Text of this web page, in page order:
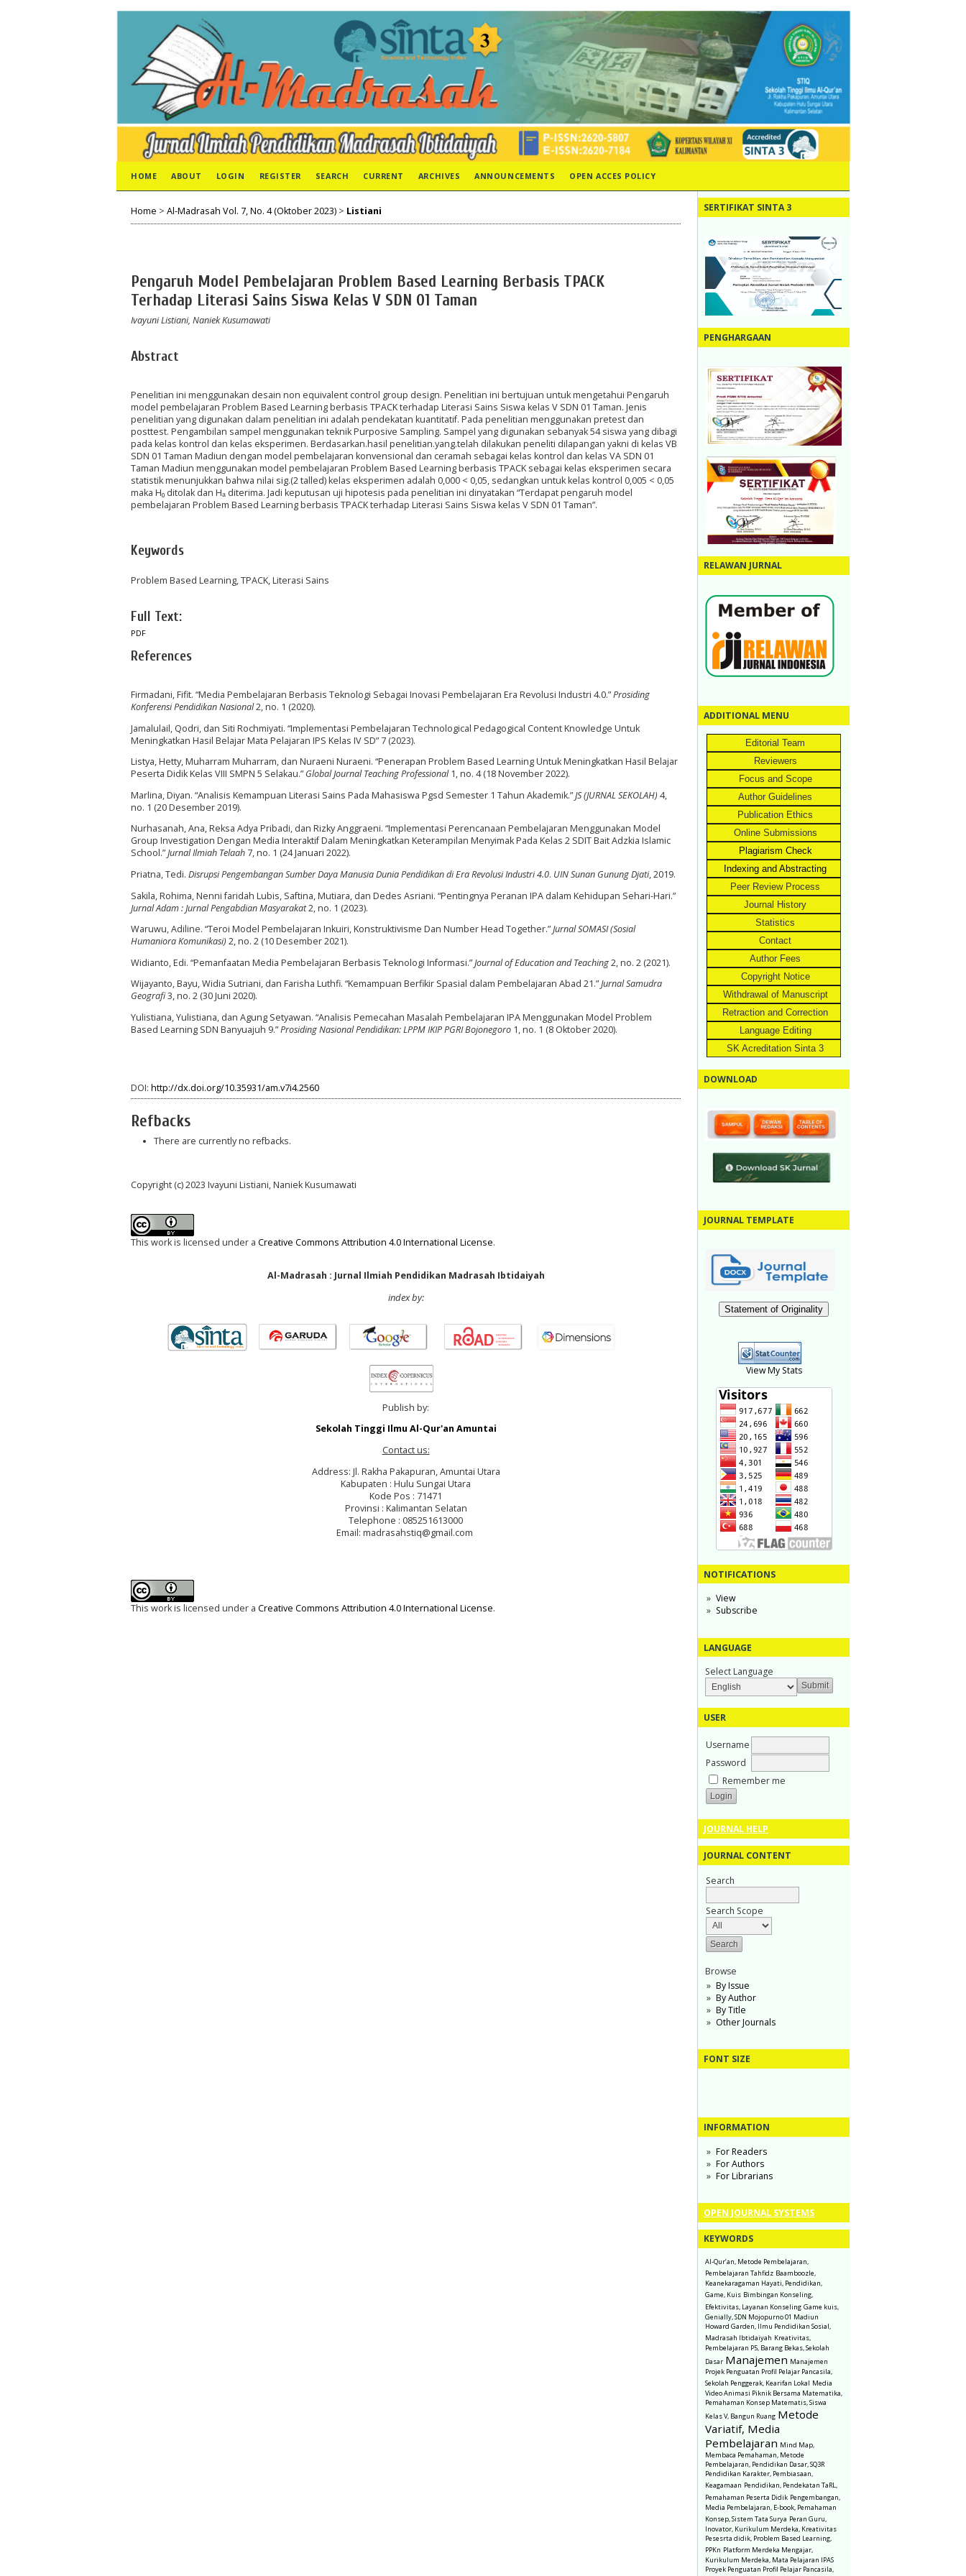
SERTIFIKAT SINTA 3
PENGHARGAAN
RELAWAN JURNAL
ADDITIONAL MENU
Editorial Team
Reviewers
Focus and Scope
Author Guidelines
Publication Ethics
Online Submissions
Plagiarism Check
Indexing and Abstracting
Peer Review Process
Journal History
Statistics
Contact
Author Fees
Copyright Notice
Withdrawal of Manuscript
Retraction and Correction
Language Editing
SK Acreditation Sinta 3
DOWNLOAD
JOURNAL TEMPLATE
Statement of Originality
View My Stats
NOTIFICATIONS
View
Subscribe
LANGUAGE
Select Language
USER
Username
Password
Remember me
JOURNAL HELP
JOURNAL CONTENT
Search
Search Scope
Browse
By Issue
By Author
By Title
Other Journals
FONT SIZE
INFORMATION
For Readers
For Authors
For Librarians
OPEN JOURNAL SYSTEMS
KEYWORDS
Al-Qur’an, Metode Pembelajaran,
Pembelajaran Tahfidz Baamboozle,
Keanekaragaman Hayati, Pendidikan,
Game, Kuis Bimbingan Konseling,
Efektivitas, Layanan Konseling Game kuis,
Genially, SDN Mojopurno 01 Madiun
Howard Garden, Ilmu Pendidikan Sosial,
Madrasah Ibtidaiyah Kreativitas,
Pembelajaran P5, Barang Bekas, Sekolah
Dasar Manajemen Manajemen
Projek Penguatan Profil Pelajar Pancasila,
Sekolah Penggerak, Kearifan Lokal Media
Video Animasi Piknik Bersama Matematika,
Pemahaman Konsep Matematis, Siswa
Kelas V, Bangun Ruang Metode
Variatif, Media
Pembelajaran Mind Map,
Membaca Pemahaman, Metode
Pembelajaran, Pendidikan Dasar, SQ3R
Pendidikan Karakter, Pembiasaan,
Keagamaan Pendidikan, Pendekatan TaRL,
Pemahaman Peserta Didik Pengembangan,
Media Pembelajaran, E-book, Pemahaman
Konsep, Sistem Tata Surya Peran Guru,
Inovator, Kurikulum Merdeka, Kreativitas
Pesesrta didik, Problem Based Learning,
PPKn Platform Merdeka Mengajar,
Kurikulum Merdeka, Mata Pelajaran IPAS
Proyek Penguatan Profil Pelajar Pancasila,
HOME ABOUT LOGIN REGISTER SEARCH CURRENT ARCHIVES ANNOUNCEMENTS OPEN ACCES POLICY
Home > Al-Madrasah Vol. 7, No. 4 (Oktober 2023) > Listiani
Pengaruh Model Pembelajaran Problem Based Learning Berbasis TPACK
Terhadap Literasi Sains Siswa Kelas V SDN 01 Taman
Ivayuni Listiani, Naniek Kusumawati
Abstract
Penelitian ini menggunakan desain non equivalent control group design. Penelitian ini bertujuan untuk mengetahui Pengaruh
model pembelajaran Problem Based Learning berbasis TPACK terhadap Literasi Sains Siswa kelas V SDN 01 Taman. Jenis
penelitian yang digunakan dalam penelitian ini adalah pendekatan kuantitatif. Pada penelitian menggunakan pretest dan
posttest. Pengambilan sampel menggunakan teknik Purposive Sampling. Sampel yang digunakan sebanyak 54 siswa yang dibagi
pada kelas kontrol dan kelas eksperimen. Berdasarkan.hasil penelitian.yang.telah dilakukan peneliti dilapangan yakni di kelas VB
SDN 01 Taman Madiun dengan model pembelajaran konvensional dan ceramah sebagai kelas kontrol dan kelas VA SDN 01
Taman Madiun menggunakan model pembelajaran Problem Based Learning berbasis TPACK sebagai kelas eksperimen secara
statistik menunjukkan bahwa nilai sig.(2 talled) kelas eksperimen adalah 0,000 < 0,05, sedangkan untuk kelas kontrol 0,005 < 0,05
maka H₀ ditolak dan Hₐ diterima. Jadi keputusan uji hipotesis pada penelitian ini dinyatakan “Terdapat pengaruh model
pembelajaran Problem Based Learning berbasis TPACK terhadap Literasi Sains Siswa kelas V SDN 01 Taman”.
Keywords
Problem Based Learning, TPACK, Literasi Sains
Full Text:
PDF
References
Firmadani, Fifit. “Media Pembelajaran Berbasis Teknologi Sebagai Inovasi Pembelajaran Era Revolusi Industri 4.0.”Prosiding
Konferensi Pendidikan Nasional2, no. 1 (2020).
Jamalulail, Qodri, dan Siti Rochmiyati. “Implementasi Pembelajaran Technological Pedagogical Content Knowledge Untuk
Meningkatkan Hasil Belajar Mata Pelajaran IPS Kelas IV SD” 7 (2023).
Listya, Hetty, Muharram Muharram, dan Nuraeni Nuraeni. “Penerapan Problem Based Learning Untuk Meningkatkan Hasil Belajar
Peserta Didik Kelas VIII SMPN 5 Selakau.”Global Journal Teaching Professional1, no. 4 (18 November 2022).
Marlina, Diyan. “Analisis Kemampuan Literasi Sains Pada Mahasiswa Pgsd Semester 1 Tahun Akademik.”JS (JURNAL SEKOLAH) 4,
no. 1 (20 Desember 2019).
Nurhasanah, Ana, Reksa Adya Pribadi, dan Rizky Anggraeni. “Implementasi Perencanaan Pembelajaran Menggunakan Model
Group Investigation Dengan Media Interaktif Dalam Meningkatkan Keterampilan Menyimak Pada Kelas 2 SDIT Bait Adzkia Islamic
School.”Jurnal Ilmiah Telaah 7, no. 1 (24 Januari 2022).
Priatna, Tedi. Disrupsi Pengembangan Sumber Daya Manusia Dunia Pendidikan di Era Revolusi Industri 4.0. UIN Sunan Gunung Djati, 2019.
Sakila, Rohima, Nenni faridah Lubis, Saftina, Mutiara, dan Dedes Asriani. “Pentingnya Peranan IPA dalam Kehidupan Sehari-Hari.”
Jurnal Adam : Jurnal Pengabdian Masyarakat2, no. 1 (2023).
Waruwu, Adiline. “Teroi Model Pembelajaran Inkuiri, Konstruktivisme Dan Number Head Together.”Jurnal SOMASI (Sosial
Humaniora Komunikasi) 2, no. 2 (10 Desember 2021).
Widianto, Edi. “Pemanfaatan Media Pembelajaran Berbasis Teknologi Informasi.”Journal of Education and Teaching2, no. 2 (2021).
Wijayanto, Bayu, Widia Sutriani, dan Farisha Luthfi. “Kemampuan Berfikir Spasial dalam Pembelajaran Abad 21.”Jurnal Samudra
Geografi3, no. 2 (30 Juni 2020).
Yulistiana, Yulistiana, dan Agung Setyawan. “Analisis Pemecahan Masalah Pembelajaran IPA Menggunakan Model Problem
Based Learning SDN Banyuajuh 9.”Prosiding Nasional Pendidikan: LPPM IKIP PGRI Bojonegoro 1, no. 1 (8 Oktober 2020).
DOI: http://dx.doi.org/10.35931/am.v7i4.2560
Refbacks
There are currently no refbacks.
Copyright (c) 2023 Ivayuni Listiani, Naniek Kusumawati
This work is licensed under a Creative Commons Attribution 4.0 International License.
Al-Madrasah : Jurnal Ilmiah Pendidikan Madrasah Ibtidaiyah
index by:
Publish by:
Sekolah Tinggi Ilmu Al-Qur'an Amuntai
Contact us:
Address: Jl. Rakha Pakapuran, Amuntai Utara
Kabupaten : Hulu Sungai Utara
Kode Pos : 71471
Provinsi : Kalimantan Selatan
Telephone : 085251613000
Email: madrasahstiq@gmail.com
This work is licensed under a Creative Commons Attribution 4.0 International License.